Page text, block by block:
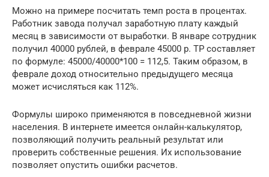
Можно на примере посчитать темп роста в процентах.
Работник завода получал заработную плату каждый
месяц в зависимости от выработки. В январе сотрудник
получил 40000 рублей, в феврале 45000 р. ТР составляет
по формуле: 45000/40000*100 = 112,5. Таким образом, в
феврале доход относительно предыдущего месяца
может исчисляться как 112%.
Формулы широко применяются в повседневной жизни
населения. В интернете имеется онлайн-калькулятор,
позволяющий получить реальный результат или
проверить собственные решения. Их использование
позволяет опустить ошибки расчетов.